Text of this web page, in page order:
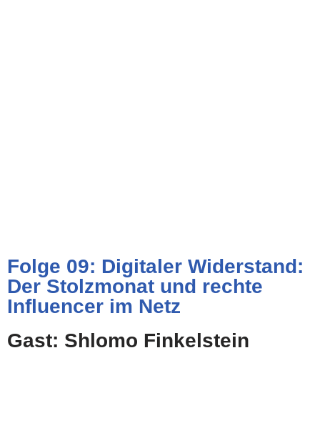
Folge 09: Digitaler Widerstand:
Der Stolzmonat und rechte
Influencer im Netz
Gast: Shlomo Finkelstein